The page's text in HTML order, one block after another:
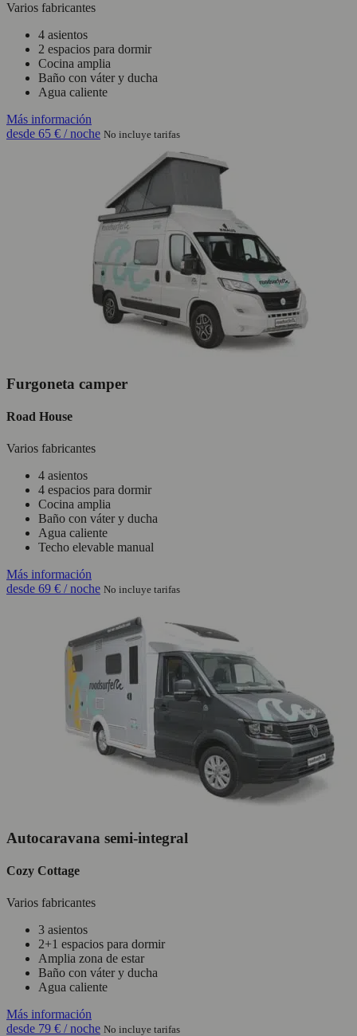
Varios fabricantes
4 asientos
2 espacios para dormir
Cocina amplia
Baño con váter y ducha
Agua caliente
Más información
desde 65 € / noche No incluye tarifas
Furgoneta camper
Road House
Varios fabricantes
4 asientos
4 espacios para dormir
Cocina amplia
Baño con váter y ducha
Agua caliente
Techo elevable manual
Más información
desde 69 € / noche No incluye tarifas
Autocaravana semi-integral
Cozy Cottage
Varios fabricantes
3 asientos
2+1 espacios para dormir
Amplia zona de estar
Baño con váter y ducha
Agua caliente
Más información
desde 79 € / noche No incluye tarifas